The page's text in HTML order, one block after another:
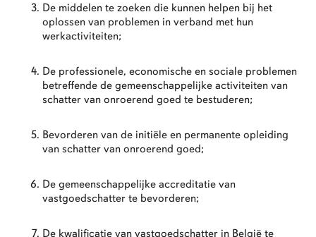
De middelen te zoeken die kunnen helpen bij het
oplossen van problemen in verband met hun
werkactiviteiten;
De professionele, economische en sociale problemen
betreffende de gemeenschappelijke activiteiten van
schatter van onroerend goed te bestuderen;
Bevorderen van de initiële en permanente opleiding
van schatter van onroerend goed;
De gemeenschappelijke accreditatie van
vastgoedschatter te bevorderen;
De kwalificatie van vastgoedschatter in België te